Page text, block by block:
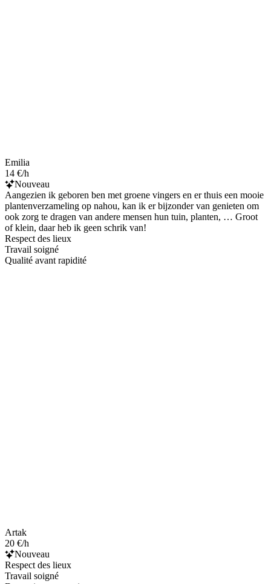
Emilia
14 €/h
Nouveau
Aangezien ik geboren ben met groene vingers en er thuis een mooie
plantenverzameling op nahou, kan ik er bijzonder van genieten om
ook zorg te dragen van andere mensen hun tuin, planten, … Groot
of klein, daar heb ik geen schrik van!
Respect des lieux
Travail soigné
Qualité avant rapidité
Artak
20 €/h
Nouveau
Respect des lieux
Travail soigné